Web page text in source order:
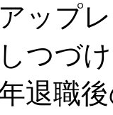
ップ
つづ
退職